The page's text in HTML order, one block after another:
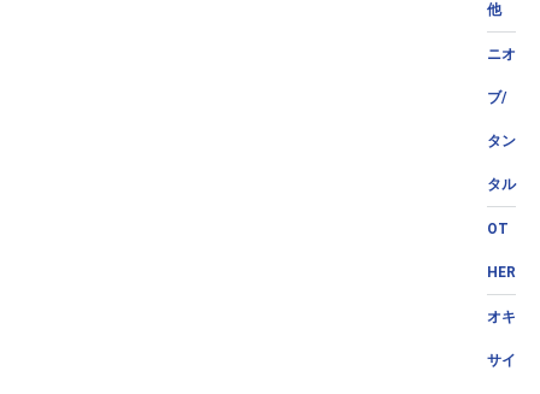
他
ニオ
ブ/
タン
タル
OT
HER
オキ
サイ